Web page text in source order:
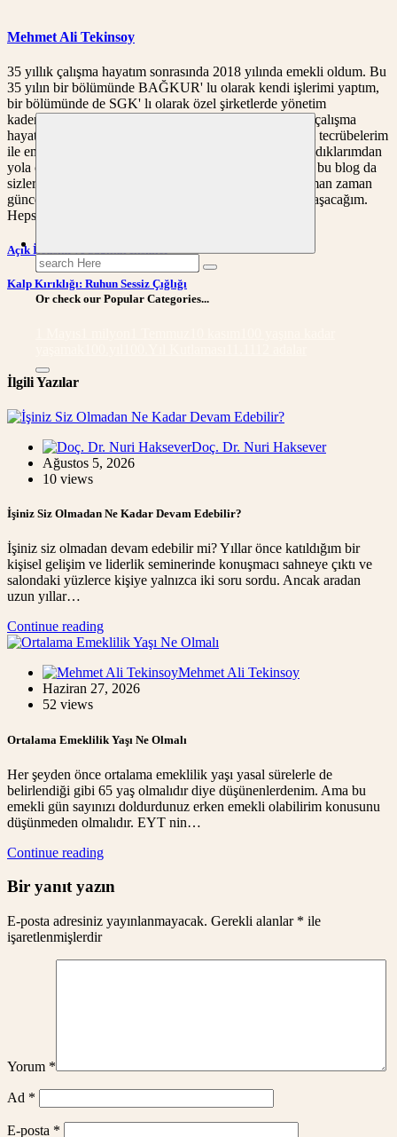
Search
for:
Or check our Popular Categories...
Mehmet Ali Tekinsoy
35 yıllık çalışma hayatım sonrasında 2018 yılında emekli oldum. Bu
35 yılın bir bölümünde BAĞKUR' lu olarak kendi işlerimi yaptım,
bir bölümünde de SGK' lı olarak özel şirketlerde yönetim
kademelerinde yer aldım. Bu süre içerisinde edindiğim çalışma
hayatındaki deneyimlerim, emekli olma kararım sonrası tecrübelerim
ile emekli olduktan sonra geriye doğru baktığımda yaşadıklarımdan
yola çıkarak, nelerin sizlere yararlı olacağını düşünerek bu blog da
sizlerle paylaşacağım yazıların esasını oluşturdular. Zaman zaman
güncel bilgiler, kişilerin yaşamlarından kesitleri de paylaşacağım.
Hepsi insan yaşamından kareler içerecek.
Yazı
gezinmesi
Açık İletişim ve Sağlıklı İlişkiler
Kalp Kırıklığı: Ruhun Sessiz Çığlığı
İlgili Yazılar
Doç. Dr. Nuri Haksever
Ağustos 5, 2026
10 views
İşiniz Siz Olmadan Ne Kadar Devam Edebilir?
İşiniz siz olmadan devam edebilir mi? Yıllar önce katıldığım bir
kişisel gelişim ve liderlik seminerinde konuşmacı sahneye çıktı ve
salondaki yüzlerce kişiye yalnızca iki soru sordu. Ancak aradan
uzun yıllar…
Continue reading
Mehmet Ali Tekinsoy
Haziran 27, 2026
52 views
Ortalama Emeklilik Yaşı Ne Olmalı
Her şeyden önce ortalama emeklilik yaşı yasal sürelerle de
belirlendiği gibi 65 yaş olmalıdır diye düşünenlerdenim. Ama bu
emekli gün sayınızı doldurdunuz erken emekli olabilirim konusunu
düşünmeden olmalıdır. EYT nin…
Continue reading
Bir yanıt yazın
E-posta adresiniz yayınlanmayacak. Gerekli alanlar * ile
işaretlenmişlerdir
Yorum *
Ad *
E-posta *